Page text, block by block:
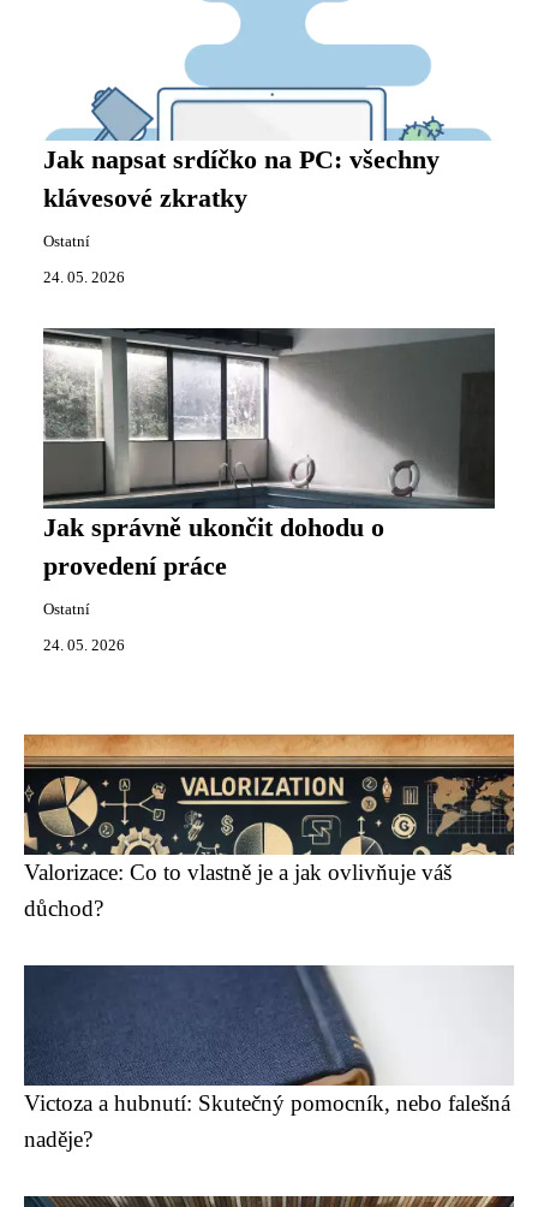
Jak napsat srdíčko na PC: všechny
klávesové zkratky
Ostatní
24. 05. 2026
Jak správně ukončit dohodu o
provedení práce
Ostatní
24. 05. 2026
Valorizace: Co to vlastně je a jak ovlivňuje váš
důchod?
Victoza a hubnutí: Skutečný pomocník, nebo falešná
naděje?